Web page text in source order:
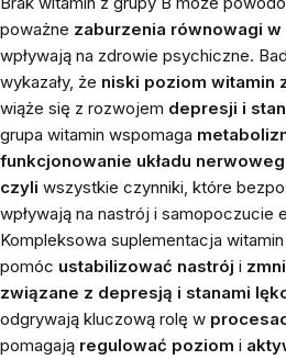
poważne zaburzenia równowagi
wpływają na zdrowie psychiczne.
wykazały, że niski poziom witamin
wiąże się z rozwojem depresji i
grupa witamin wspomaga
funkcjonowanie układu
czyli wszystkie czynniki, które
wpływają na nastrój i samopoczucie
Kompleksowa suplementacja
pomóc ustabilizować nastrój i
związane z depresją i stanami
odgrywają kluczową rolę w
pomagają regulować poziom i